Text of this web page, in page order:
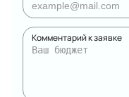
Комментарий к заявке